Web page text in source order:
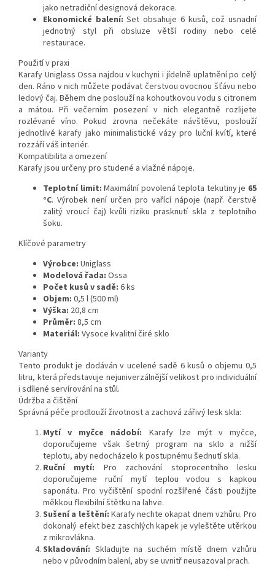
jako netradiční designová dekorace.
Ekonomické balení: Set obsahuje 6 kusů, což usnadní
jednotný styl při obsluze větší rodiny nebo celé
restaurace.
Použití v praxi
Karafy Uniglass Ossa najdou v kuchyni i jídelně uplatnění po celý
den. Ráno v nich můžete podávat čerstvou ovocnou šťávu nebo
ledový čaj. Během dne poslouží na kohoutkovou vodu s citronem
a mátou. Při večerním posezení v nich elegantně rozlijete
rozlévané víno. Pokud zrovna nečekáte návštěvu, poslouží
jednotlivé karafy jako minimalistické vázy pro luční kvítí, které
rozzáří váš interiér.
Kompatibilita a omezení
Karafy jsou určeny pro studené a vlažné nápoje.
Teplotní limit: Maximální povolená teplota tekutiny je 65
°C. Výrobek není určen pro vařící nápoje (např. čerstvě
zalitý vroucí čaj) kvůli riziku prasknutí skla z teplotního
šoku.
Klíčové parametry
Výrobce: Uniglass
Modelová řada: Ossa
Počet kusů v sadě: 6 ks
Objem: 0,5 l (500 ml)
Výška: 20,8 cm
Průměr: 8,5 cm
Materiál: Vysoce kvalitní čiré sklo
Varianty
Tento produkt je dodáván v ucelené sadě 6 kusů o objemu 0,5
litru, která představuje nejuniverzálnější velikost pro individuální
i sdílené servírování na stůl.
Údržba a čištění
Správná péče prodlouží životnost a zachová zářivý lesk skla:
Mytí v myčce nádobí: Karafy lze mýt v myčce,
doporučujeme však šetrný program na sklo a nižší
teplotu, aby nedocházelo k postupnému šednutí skla.
Ruční mytí: Pro zachování stoprocentního lesku
doporučujeme ruční mytí teplou vodou s kapkou
saponátu. Pro vyčištění spodní rozšířené části použijte
měkkou flexibilní štětku na lahve.
Sušení a leštění: Karafy nechte okapat dnem vzhůru. Pro
dokonalý efekt bez zaschlých kapek je vyleštěte utěrkou
z mikrovlákna.
Skladování: Skladujte na suchém místě dnem vzhůru
nebo v původním balení, aby se uvnitř neusazoval prach.